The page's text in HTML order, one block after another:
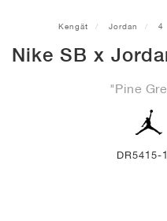
Kengät Jordan 4
Nike SB x
"Pine
DR5415-